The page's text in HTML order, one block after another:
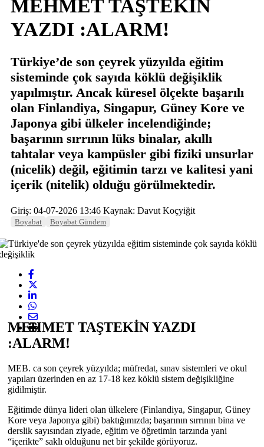
MEHMET TAŞTEKİN
YAZDI :ALARM!
Türkiye’de son çeyrek yüzyılda eğitim
sisteminde çok sayıda köklü değişiklik
yapılmıştır. Ancak küresel ölçekte başarılı
olan Finlandiya, Singapur, Güney Kore ve
Japonya gibi ülkeler incelendiğinde;
başarının sırrının lüks binalar, akıllı
tahtalar veya kampüsler gibi fiziki unsurlar
(nicelik) değil, eğitimin tarzı ve kalitesi yani
içerik (nitelik) olduğu görülmektedir.
Giriş: 04-07-2026 13:46 Kaynak: Davut Koçyiğit
Boyabat Boyabat Gündem
MEHMET TAŞTEKİN YAZDI
:ALARM!
MEB. ca son çeyrek yüzyılda; müfredat, sınav sistemleri ve okul
yapıları üzerinden en az 17-18 kez köklü sistem değişikliğine
gidilmiştir.
Eğitimde dünya lideri olan ülkelere (Finlandiya, Singapur, Güney
Kore veya Japonya gibi) baktığımızda; başarının sırrının bina ve
derslik sayısından ziyade, eğitim ve öğretimin tarzında yani
“içerikte” saklı olduğunu net bir şekilde görüyoruz.